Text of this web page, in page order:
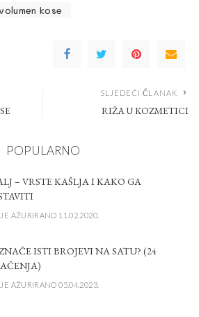
volumen kose
SLJEDEĆI ČLANAK
RIŽA U KOZMETICI
POPULARNO
– VRSTE KAŠLJA I KAKO GA
AŽURIRANO 11.02.2020.
ISTI BROJEVI NA SATU? (24
AŽURIRANO 05.04.2023.